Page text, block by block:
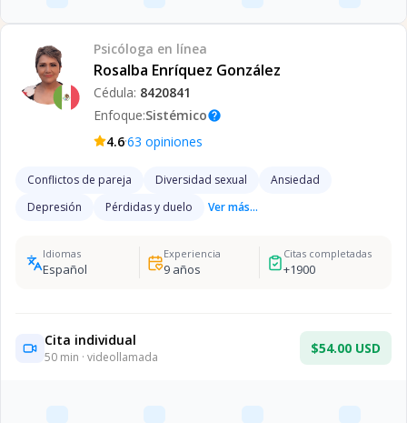
Psicóloga en línea
Rosalba Enríquez González
Cédula: 8420841
Enfoque:Sistémicohelp
4.6·63 opiniones
Conflictos de pareja Diversidad sexual
Ansiedad
Depresión
Pérdidas y duelo Ver más...
Idiomas
Español
Experiencia
9años
Citas completadas
+1900
Cita individual
50 min · videollamada
$54.00 USD